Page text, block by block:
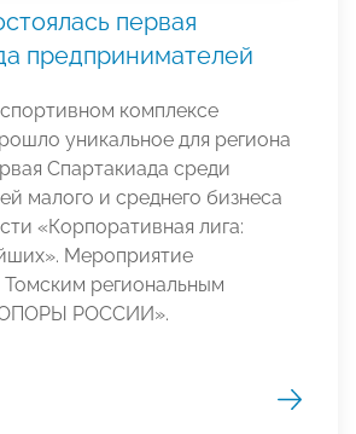
первая
предпринимателей
комплексе
уникальное для региона
Спартакиада среди
малого и среднего бизнеса
«Корпоративная лига:
Мероприятие
Томским региональным
РОССИИ».